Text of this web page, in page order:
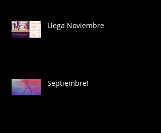
Llega Noviembre
Septiembre!